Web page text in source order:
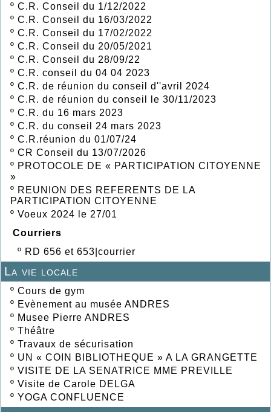
º C.R. Conseil du 1/12/2022
º C.R. Conseil du 16/03/2022
º C.R. Conseil du 17/02/2022
º C.R. Conseil du 20/05/2021
º C.R. Conseil du 28/09/22
º C.R. conseil du 04 04 2023
º C.R. de réunion du conseil d''avril 2024
º C.R. de réunion du conseil le 30/11/2023
º C.R. du 16 mars 2023
º C.R. du conseil 24 mars 2023
º C.R.réunion du 01/07/24
º CR Conseil du 13/07/2026
º PROTOCOLE DE « PARTICIPATION CITOYENNE
»
º REUNION DES REFERENTS DE LA
PARTICIPATION CITOYENNE
º Voeux 2024 le 27/01
Courriers
º RD 656 et 653|courrier
La vie locale
º Cours de gym
º Evènement au musée ANDRES
º Musee Pierre ANDRES
º Théâtre
º Travaux de sécurisation
º UN « COIN BIBLIOTHEQUE » A LA GRANGETTE
º VISITE DE LA SENATRICE MME PREVILLE
º Visite de Carole DELGA
º YOGA CONFLUENCE